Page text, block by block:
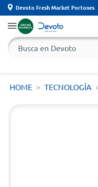
Devoto Fresh Market Portones
HOME TECNOLOGÍA